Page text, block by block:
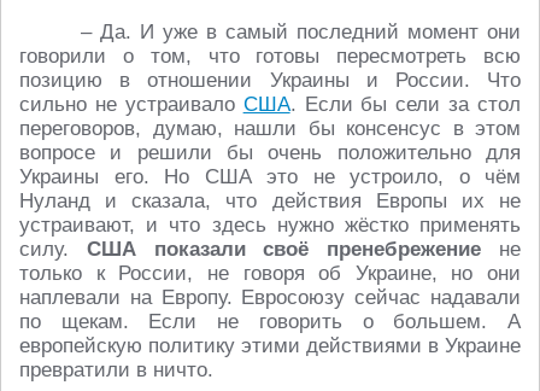
– Да. И уже в самый последний момент они
говорили о том, что готовы пересмотреть всю
позицию в отношении Украины и России. Что
сильно не устраивало США. Если бы сели за стол
переговоров, думаю, нашли бы консенсус в этом
вопросе и решили бы очень положительно для
Украины его. Но США это не устроило, о чём
Нуланд и сказала, что действия Европы их не
устраивают, и что здесь нужно жёстко применять
силу. США показали своё пренебрежение не
только к России, не говоря об Украине, но они
наплевали на Европу. Евросоюзу сейчас надавали
по щекам. Если не говорить о большем. А
европейскую политику этими действиями в Украине
превратили в ничто.